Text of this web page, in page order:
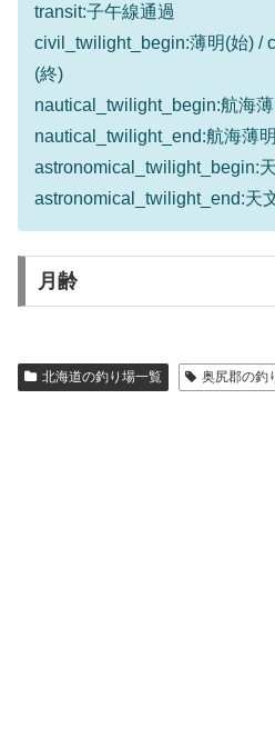
transit:子午線通過
civil_twilight_begin:薄明(始) /
(終)
nautical_twilight_begin:航海
nautical_twilight_end:航海薄
astronomical_twilight_begin:
astronomical_twilight_end:天
月齢
北海道の釣り場一覧 奥尻郡の釣